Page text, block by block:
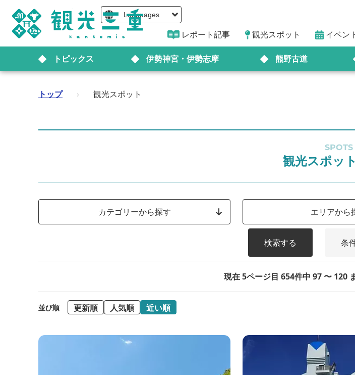
Languages
レポート記事 観光スポット イベン
トピックス 伊勢神宮・伊勢志摩 熊野古道
トップ › 観光スポット
SPOTS
観光スポッ
カテゴリーから探す エリアから
検索する 条
現在 5ページ目 654件中 97 〜 120
並び順 更新順 人気順 近い順